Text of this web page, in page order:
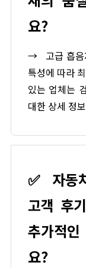
요?
→ 고급 흡
특성에 따라
있는 업체는
대한 상세 정
✅ 자동
고객 후
추가적
요?